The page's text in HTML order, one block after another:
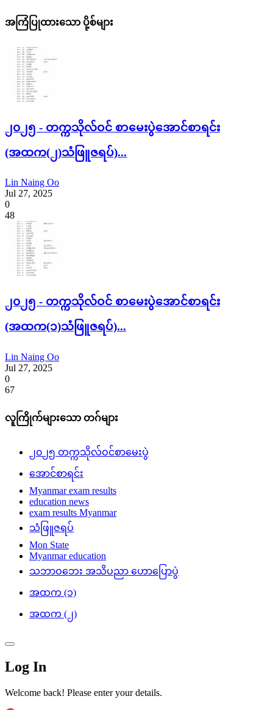
အကြံပြုထားသော ပို့စ်များ
၂၀၂၅ - တက္ကသိုလ်ဝင် စာမေးပွဲအောင်စာရင်း
(အထက(၂)သံဖြူဇရပ်)...
Lin Naing Oo
Jul 27, 2025
0
48
၂၀၂၅ - တက္ကသိုလ်ဝင် စာမေးပွဲအောင်စာရင်း
(အထက(၁)သံဖြူဇရပ်)...
Lin Naing Oo
Jul 27, 2025
0
67
လူကြိုက်များသော တဂ်များ
၂၀၂၅ တက္ကသိုလ်ဝင်စာမေးပွဲ
အောင်စာရင်း
Myanmar exam results
education news
exam results Myanmar
သံဖြူဇရပ်
Mon State
Myanmar education
သဘာဝဘေး အသိပညာ ဟောပြောပွဲ
အထက (၁)
အထက (၂)
Log In
Welcome back! Please enter your details.